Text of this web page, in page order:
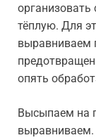
тёплую. Для
выравниваем
опять
Высыпаем на
выравниваем.